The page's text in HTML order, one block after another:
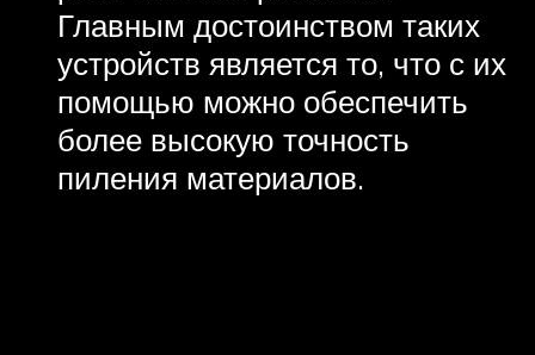
Главным достоинством таких
устройств является то, что с их
помощью можно обеспечить
более высокую точность
пиления материалов.